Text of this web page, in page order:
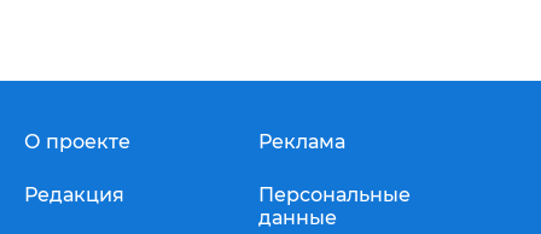
О проекте
Редакция
Реклама
Персональные
данные